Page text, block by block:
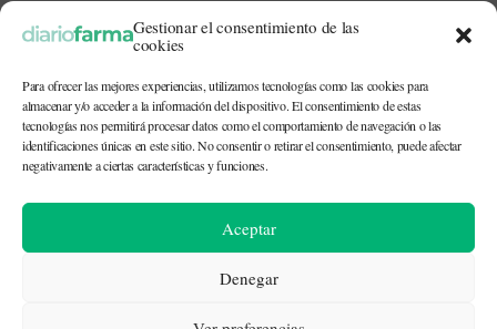
Gestionar el consentimiento de las
cookies
Para ofrecer las mejores experiencias, utilizamos tecnologías como las cookies para
almacenar y/o acceder a la información del dispositivo. El consentimiento de estas
tecnologías nos permitirá procesar datos como el comportamiento de navegación o las
identificaciones únicas en este sitio. No consentir o retirar el consentimiento, puede afectar
negativamente a ciertas características y funciones.
Aceptar
Denegar
sanitaria.
CONTACTO Y QUIÉNES SOMOS|POLÍTICA DE COOKIES|POLÍTICA DE
© 2026. Todos los derechos reservados. |
| Recursos
fotográficos: depositphotos